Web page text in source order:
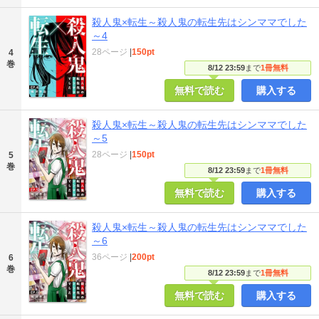
4
巻
殺人鬼×転生～殺人鬼の転生先はシンママでした
～4
8/12 23:59まで1冊無料
28ページ 150pt
無料で読む 購入する
5
巻
殺人鬼×転生～殺人鬼の転生先はシンママでした
～5
8/12 23:59まで1冊無料
28ページ 150pt
無料で読む 購入する
6
巻
殺人鬼×転生～殺人鬼の転生先はシンママでした
～6
8/12 23:59まで1冊無料
36ページ 200pt
無料で読む 購入する